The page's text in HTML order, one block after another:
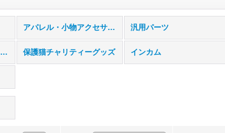
アパレル・小物アクセサリー 汎用パーツ
ヤマハ ドラッグスター400/1100用 保護猫チャリティーグッズ インカム